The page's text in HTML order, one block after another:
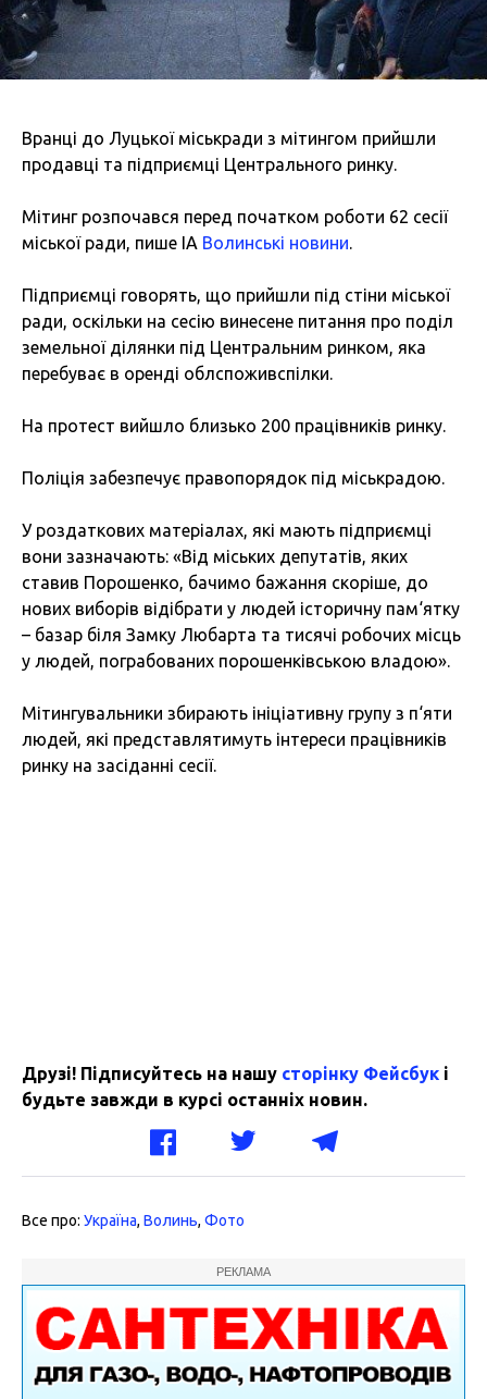
Вранці до Луцької міськради з мітингом прийшли
продавці та підприємці Центрального ринку.
Мітинг розпочався перед початком роботи 62 сесії
міської ради, пише ІА Волинські новини.
Підприємці говорять, що прийшли під стіни міської
ради, оскільки на сесію винесене питання про поділ
земельної ділянки під Центральним ринком, яка
перебуває в оренді облспоживспілки.
На протест вийшло близько 200 працівників ринку.
Поліція забезпечує правопорядок під міськрадою.
У роздаткових матеріалах, які мають підприємці
вони зазначають: «Від міських депутатів, яких
ставив Порошенко, бачимо бажання скоріше, до
нових виборів відібрати у людей історичну пам‘ятку
– базар біля Замку Любарта та тисячі робочих місць
у людей, пограбованих порошенківською владою».
Мітингувальники збирають ініціативну групу з п‘яти
людей, які представлятимуть інтереси працівників
ринку на засіданні сесії.
Друзі! Підписуйтесь на нашу сторінку Фейсбук і
будьте завжди в курсі останніх новин.
Все про: Україна, Волинь, Фото
РЕКЛАМА